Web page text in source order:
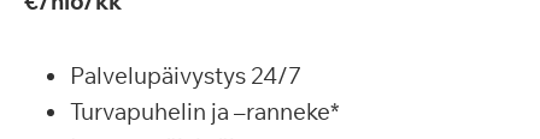
Palvelupäivystys 24/7
Turvapuhelin ja –ranneke*